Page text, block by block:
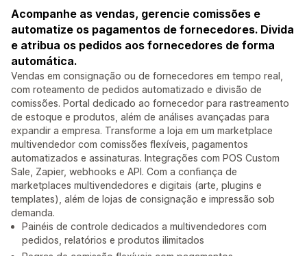
Acompanhe as vendas, gerencie comissões e
automatize os pagamentos de fornecedores. Divida
e atribua os pedidos aos fornecedores de forma
automática.
Vendas em consignação ou de fornecedores em tempo real,
com roteamento de pedidos automatizado e divisão de
comissões. Portal dedicado ao fornecedor para rastreamento
de estoque e produtos, além de análises avançadas para
expandir a empresa. Transforme a loja em um marketplace
multivendedor com comissões flexíveis, pagamentos
automatizados e assinaturas. Integrações com POS Custom
Sale, Zapier, webhooks e API. Com a confiança de
marketplaces multivendedores e digitais (arte, plugins e
templates), além de lojas de consignação e impressão sob
demanda.
Painéis de controle dedicados a multivendedores com
pedidos, relatórios e produtos ilimitados